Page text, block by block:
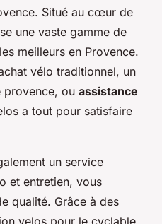
Situé au cœur de
une vaste gamme de
meilleurs en Provence.
vélo traditionnel, un
provence, ou assistance
a tout pour satisfaire
un service
et entretien, vous
qualité. Grâce à des
velos pour le cyclable